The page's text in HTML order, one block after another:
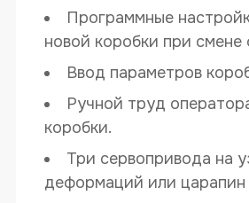
Программные
новой коробки при
Ввод параметров
Ручной труд
коробки.
Три сервопривода на
деформаций или